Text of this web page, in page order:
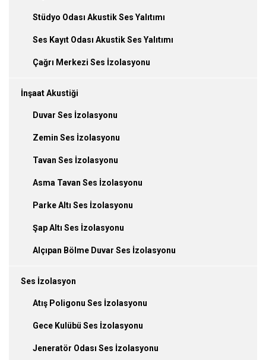
Stüdyo Odası Akustik Ses Yalıtımı
Ses Kayıt Odası Akustik Ses Yalıtımı
Çağrı Merkezi Ses İzolasyonu
İnşaat Akustiği
Duvar Ses İzolasyonu
Zemin Ses İzolasyonu
Tavan Ses İzolasyonu
Asma Tavan Ses İzolasyonu
Parke Altı Ses İzolasyonu
Şap Altı Ses İzolasyonu
Alçıpan Bölme Duvar Ses İzolasyonu
Ses İzolasyon
Atış Poligonu Ses İzolasyonu
Gece Kulübü Ses İzolasyonu
Jeneratör Odası Ses İzolasyonu